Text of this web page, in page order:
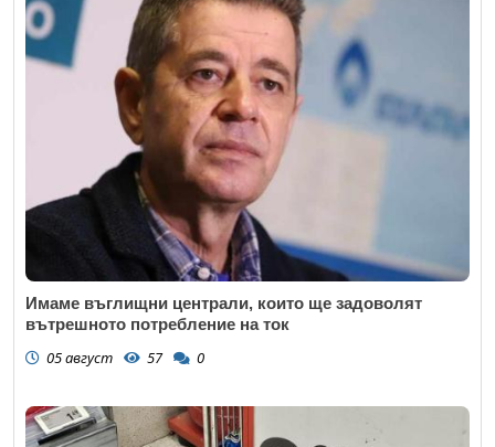
Имаме въглищни централи, които ще задоволят
вътрешното потребление на ток
05 август 57 0